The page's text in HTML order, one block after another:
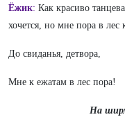
Ёжик: Как красиво
хочется, но мне пора в лес
До свиданья, детвора,
Мне к ежатам в лес пора!
На